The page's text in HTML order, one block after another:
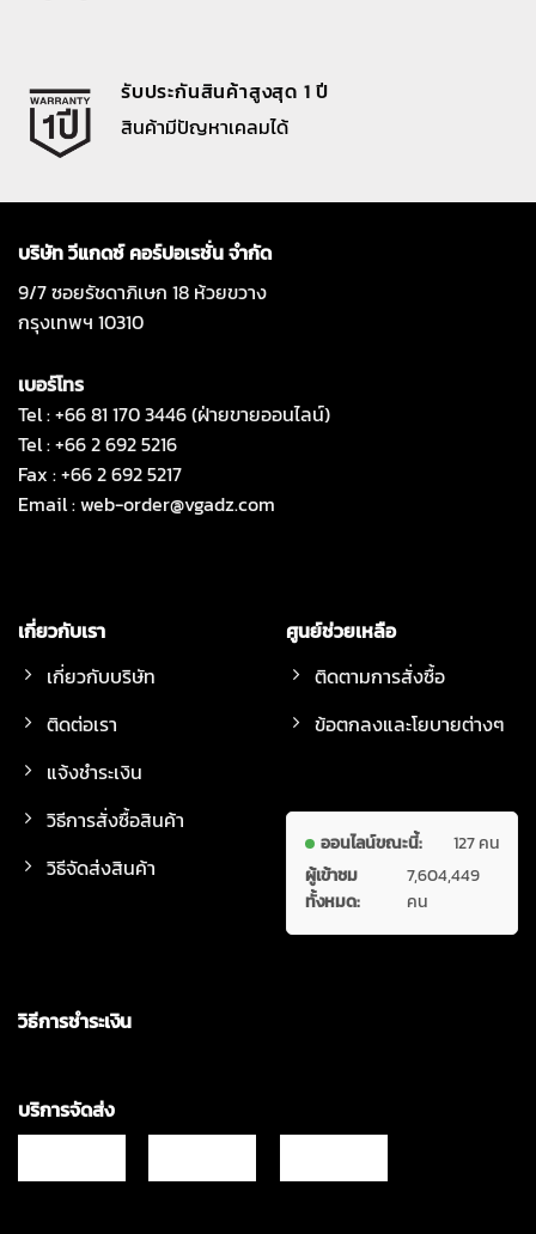
รับประกันสินค้าสูงสุด 1 ปี
สินค้ามีปัญหาเคลมได้
บริษัท วีแกดซ์ คอร์ปอเรชั่น จำกัด
9/7 ซอยรัชดาภิเษก 18 ห้วยขวาง
กรุงเทพฯ 10310
เบอร์โทร
Tel : +66 81 170 3446 (ฝ่ายขายออนไลน์)
Tel : +66 2 692 5216
Fax : +66 2 692 5217
Email :web-order@vgadz.com
เกี่ยวกับเรา
เกี่ยวกับบริษัท
ติดต่อเรา
แจ้งชำระเงิน
วิธีการสั่งซื้อสินค้า
วิธีจัดส่งสินค้า
ศูนย์ช่วยเหลือ
ติดตามการสั่งซื้อ
ข้อตกลงและโยบายต่างๆ
ออนไลน์ขณะนี้:
127 คน
ผู้เข้าชม
ทั้งหมด:
7,604,449
คน
วิธีการชำระเงิน
บริการจัดส่ง